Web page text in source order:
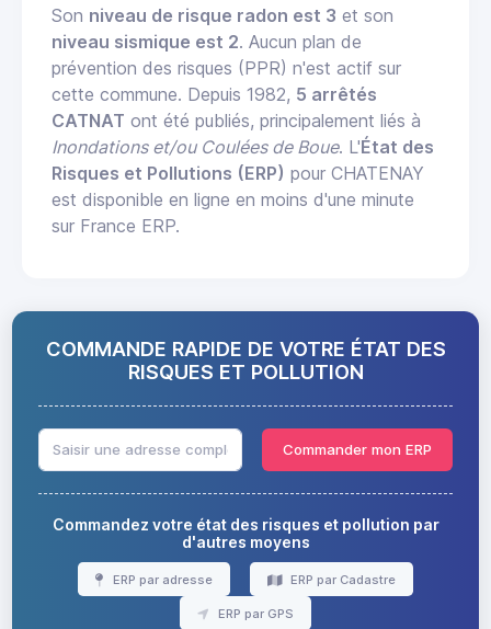
Son niveau de risque radon est 3 et son
niveau sismique est 2. Aucun plan de
prévention des risques (PPR) n'est actif sur
cette commune. Depuis 1982, 5 arrêtés
CATNAT ont été publiés, principalement liés à
Inondations et/ou Coulées de Boue. L'État des
Risques et Pollutions (ERP) pour CHATENAY
est disponible en ligne en moins d'une minute
sur France ERP.
COMMANDE RAPIDE DE VOTRE ÉTAT DES
RISQUES ET POLLUTION
Commander mon ERP
Commandez votre état des risques et pollution par
d'autres moyens
ERP par adresse ERP par Cadastre
ERP par GPS